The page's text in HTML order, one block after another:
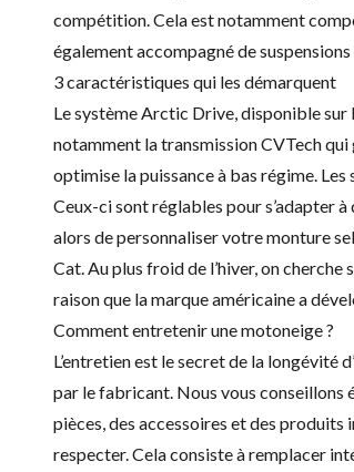
compétition. Cela est notamment
également accompagné de
3 caractéristiques qui les démarquent
Le système Arctic Drive, disponible sur
notamment la transmission CVTech
optimise la puissance à bas régime.
Ceux-ci sont réglables pour s’adapter
alors de personnaliser votre monture
Cat. Au plus froid de l’hiver, on
raison que la marque américaine a
Comment entretenir une motoneige ?
L’entretien est le secret de la longévité
par le fabricant. Nous vous conseillons
pièces, des accessoires et des
respecter. Cela consiste à remplacer